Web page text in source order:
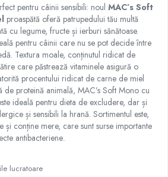
pentru câinii sensibili: noul MAC’s Soft
proaspătă oferă patrupedului tău multă
cu legume, fructe și ierburi sănătoase.
pentru câinii care nu se pot decide între
Textura moale, conținutul ridicat de
care păstrează vitaminele asigură o
procentului ridicat de carne de miel
de proteină animală, MAC’s Soft Mono cu
ideală pentru dieta de excludere, dar și
și sensibili la hrană. Sortimentul este,
și conține mere, care sunt surse importante
antibacteriene.
lucratoare